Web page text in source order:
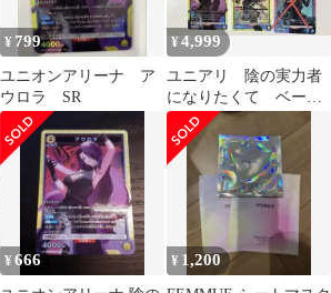
¥ 799
ユニオンアリーナ ア
ウロラ SR
¥4,999
ユニアリ 陰の実力者
になりたくて ベー
タ クレア アウロ
ラ ローズ SR
¥666 ¥ 1,200